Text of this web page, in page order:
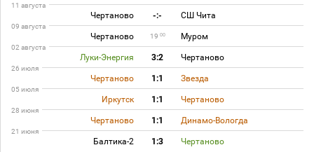
11 августа
Чертаново -:- СШ Чита
09 августа
Чертаново 19 00 Муром
02 августа
Луки-Энергия 3:2 Чертаново
26 июля
Чертаново 1:1 Звезда
05 июля
Иркутск 1:1 Чертаново
28 июня
Чертаново 1:1 Динамо-Вологда
21 июня
Балтика-2 1:3 Чертаново